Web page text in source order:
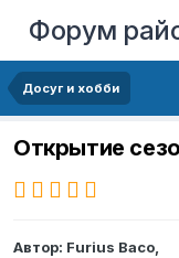
Форум
Досуг и хобби
Открытие
Автор: Furius Baco,